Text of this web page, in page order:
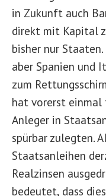
in Zukunft auch
direkt mit Kapital
bisher nur
aber Spanien und
zum
hat vorerst einmal
Anleger in
spürbar zulegten.
Staatsanleihen
Realzinsen
bedeutet, dass